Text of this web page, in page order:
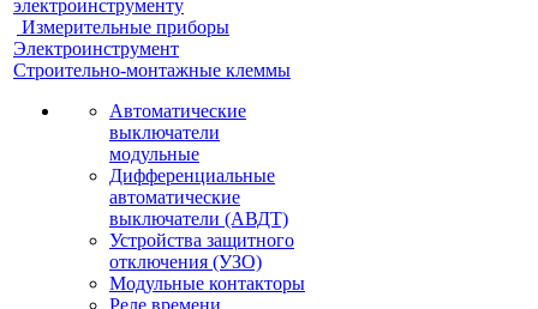
электроинструменту
Измерительные приборы
Электроинструмент
Строительно-монтажные клеммы
Автоматические
выключатели
модульные
Дифференциальные
автоматические
выключатели (АВДТ)
Устройства защитного
отключения (УЗО)
Модульные контакторы
Реле времени